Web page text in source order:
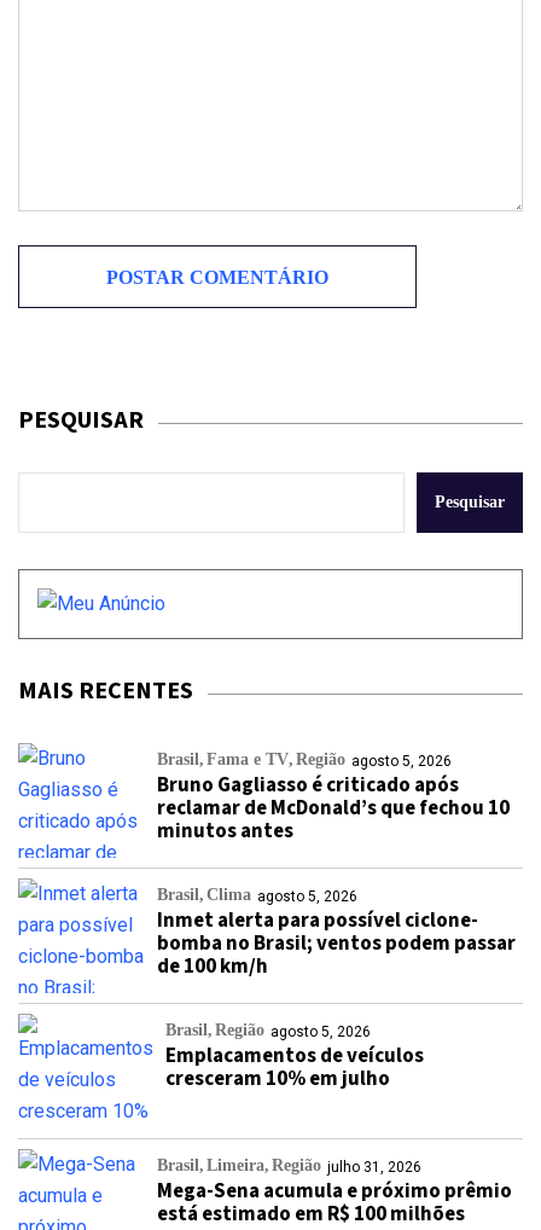
PESQUISAR
Pesquisar
MAIS RECENTES
Brasil Fama e TV Região agosto 5, 2026
Bruno Gagliasso é criticado após
reclamar de McDonald’s que fechou 10
minutos antes
Brasil Clima agosto 5, 2026
Inmet alerta para possível ciclone-
bomba no Brasil; ventos podem passar
de 100 km/h
Brasil Região agosto 5, 2026
Emplacamentos de veículos
cresceram 10% em julho
Brasil Limeira Região julho 31, 2026
Mega-Sena acumula e próximo prêmio
está estimado em R$ 100 milhões